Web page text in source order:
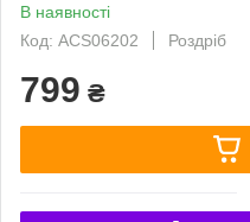
В наявності
Код: ACS06202
Роздріб
799 ₴